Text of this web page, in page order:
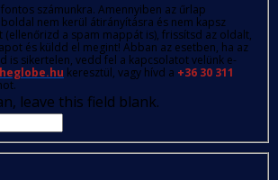
számunkra. Amennyiben az űrlap
nem kerül átirányításra és nem kapsz
(ellenőrizd a spam mappát is), frissítsd az oldalt,
és küldd el megint! Abban az esetben, ha az
is sikertelen, vedd fel a kapcsolatot velünk e-
keresztül, vagy hívd a +36 30 311
leave this field blank.